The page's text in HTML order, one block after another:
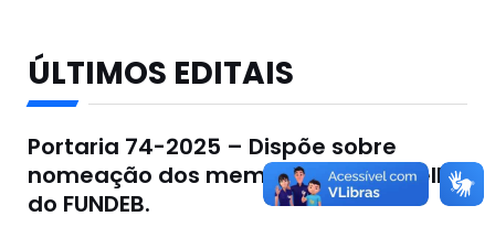
ÚLTIMOS EDITAIS
Portaria 74-2025 – Dispõe sobre
nomeação dos membros do Conselho
do FUNDEB.